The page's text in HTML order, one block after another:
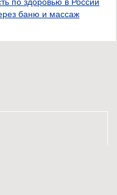
баню и массаж